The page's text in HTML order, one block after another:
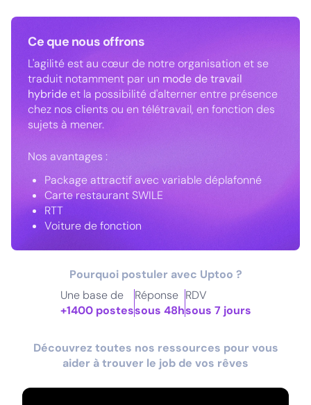
Ce que nous offrons
L'agilité est au cœur de notre organisation et se
traduit notamment par un mode de travail
hybrideet la possibilité d'alterner entre présence
chez nos clients ou en télétravail, en fonction des
sujets à mener.
Nos avantages :
Package attractif avec variable déplafonné
Carte restaurant SWILE
RTT
Voiture de fonction
Pourquoi postuler avec Uptoo ?
Une base de
+1400 postes
Réponse
sous 48h
RDV
sous 7 jours
Découvrez toutes nos ressources pour vous
aider à trouver le job de vos rêves